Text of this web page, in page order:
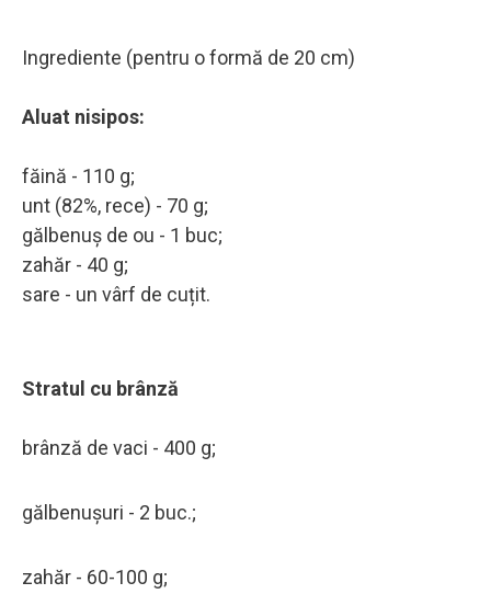
Ingrediente (pentru o formă de 20 cm)
Aluat nisipos:
făină - 110 g;
unt (82%, rece) - 70 g;
gălbenuș de ou - 1 buc;
zahăr - 40 g;
sare - un vârf de cuțit.
Stratul cu brânză
brânză de vaci - 400 g;
gălbenușuri - 2 buc.;
zahăr - 60-100 g;